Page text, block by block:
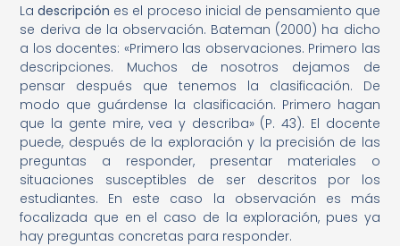
Ladescripción es el proceso inicial de pensamiento que
se deriva de la observación. Bateman (2000) ha dicho
a los docentes: «Primero las observaciones. Primero las
descripciones. Muchos de nosotros dejamos de
pensar después que tenemos la clasificación. De
modo que guárdense la clasificación. Primero hagan
que la gente mire, vea y describa» (P. 43). El docente
puede, después de la exploración y la precisión de las
preguntas a responder, presentar materiales o
situaciones susceptibles de ser descritos por los
estudiantes. En este caso la observación es más
focalizada que en el caso de la exploración, pues ya
hay preguntas concretas para responder.